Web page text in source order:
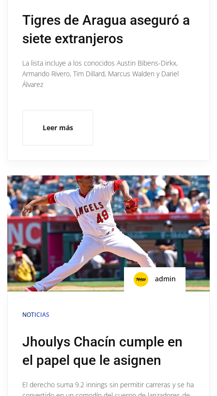
Tigres de Aragua aseguró a
siete extranjeros
La lista incluye a los conocidos Austin Bibens-Dirkx,
Armando Rivero, Tim Dillard, Marcus Walden y Dariel
Álvarez
Leer más
admin
NOTICIAS
Jhoulys Chacín cumple en
el papel que le asignen
El derecho suma 9.2 innings sin permitir carreras y se ha